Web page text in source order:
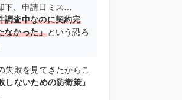
下、申請日ミス…
調査中なのに契約完
なかった」という恐ろ
失敗を見てきたからこ
しないための防衛策」